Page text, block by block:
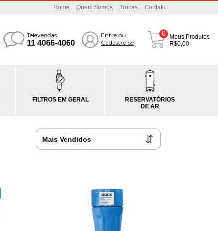
Home Quem Somos Trocas Contato
Televendas
11 4066-4060
Entre ou
Cadastre-se
0
Meus Produtos
R$0,00
FILTROS EM GERAL
RESERVATÓRIOS
DE AR